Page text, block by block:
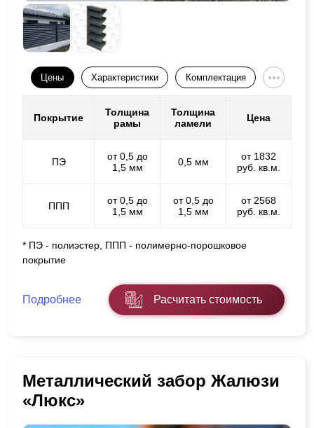
Цены Характеристики Комплектация
Покрытие
Толщина
рамы
Толщина
ламели
Цена
ПЭ
от 0,5 до
1,5 мм
0,5 мм
от 1832
руб. кв.м.
ППП
от 0,5 до
1,5 мм
от 0,5 до
1,5 мм
от 2568
руб. кв.м.
* ПЭ - полиэстер, ППП - полимерно-порошковое
покрытие
Подробнее Расчитать стоимость
Металлический забор Жалюзи
«Люкс»